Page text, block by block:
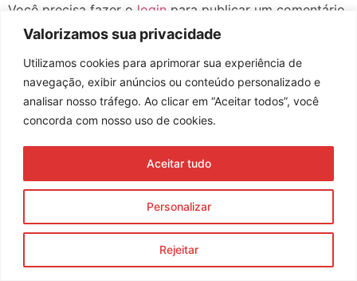
Valorizamos sua privacidade
Utilizamos cookies para aprimorar sua experiência de
navegação, exibir anúncios ou conteúdo personalizado e
analisar nosso tráfego. Ao clicar em “Aceitar todos”, você
concorda com nosso uso de cookies.
Personalizar
Rejeitar
Aceitar tudo
Você precisa fazer o login para publicar um comentário.
Assine nossa newsletter
© 2023 Morente Forte. Todos os direitos reservados
Política de Privacidade e Termos de Uso